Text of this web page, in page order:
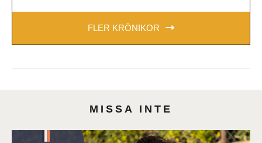
FLER KRÖNIKOR
MISSA INTE